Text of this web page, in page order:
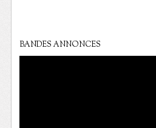
BANDES ANNONCES